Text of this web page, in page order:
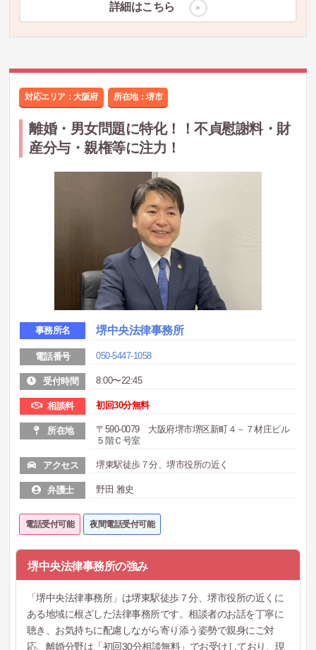
詳細はこちら
対応エリア：大阪府 所在地： 堺市
離婚・男女問題に特化！！不貞慰謝料・財
産分与・親権等に注力！
事務所名 堺中央法律事務所
電話番号 050-5447-1058
受付時間 8:00〜22:45
相談料 初回30分無料
所在地
〒590-0079 大阪府堺市堺区新町４－７材庄ビル
５階Ｃ号室
アクセス 堺東駅徒歩７分、堺市役所の近く
弁護士 野田 雅史
電話受付可能 夜間電話受付可能
堺中央法律事務所の強み
「堺中央法律事務所」は堺東駅徒歩７分、堺市役所の近くに
ある地域に根ざした法律事務所です。相談者のお話を丁寧に
聴き、お気持ちに配慮しながら寄り添う姿勢で親身にご対
応。離婚分野は「初回30分相談無料」でお受けしており、現